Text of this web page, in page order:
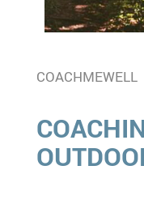
COACHMEWELL